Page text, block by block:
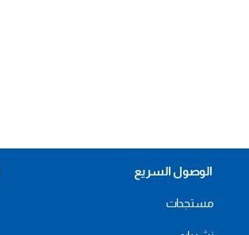
الوصول السريع
مستجدات